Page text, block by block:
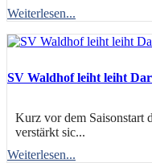
Weiterlesen...
SV Waldhof leiht leiht
Kurz vor dem Saisonstart
verstärkt sic...
Weiterlesen...